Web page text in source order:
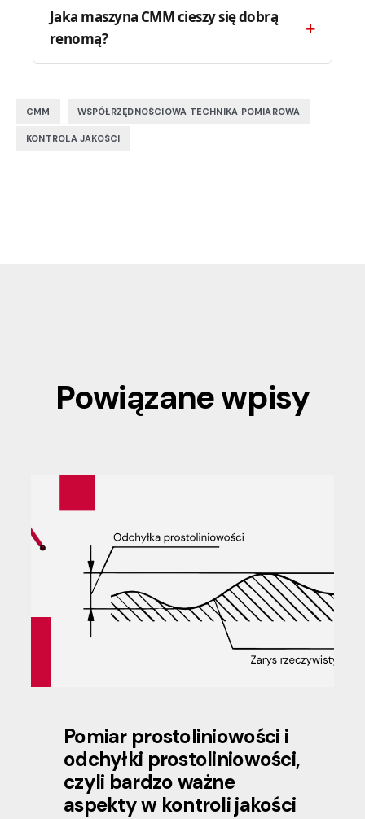
Jaka maszyna CMM cieszy się dobrą
renomą?
CMM WSPÓŁRZĘDNOŚCIOWA TECHNIKA POMIAROWA
KONTROLA JAKOŚCI
Powiązane wpisy
Pomiar prostoliniowości i
odchyłki prostoliniowości,
czyli bardzo ważne
aspekty w kontroli jakości